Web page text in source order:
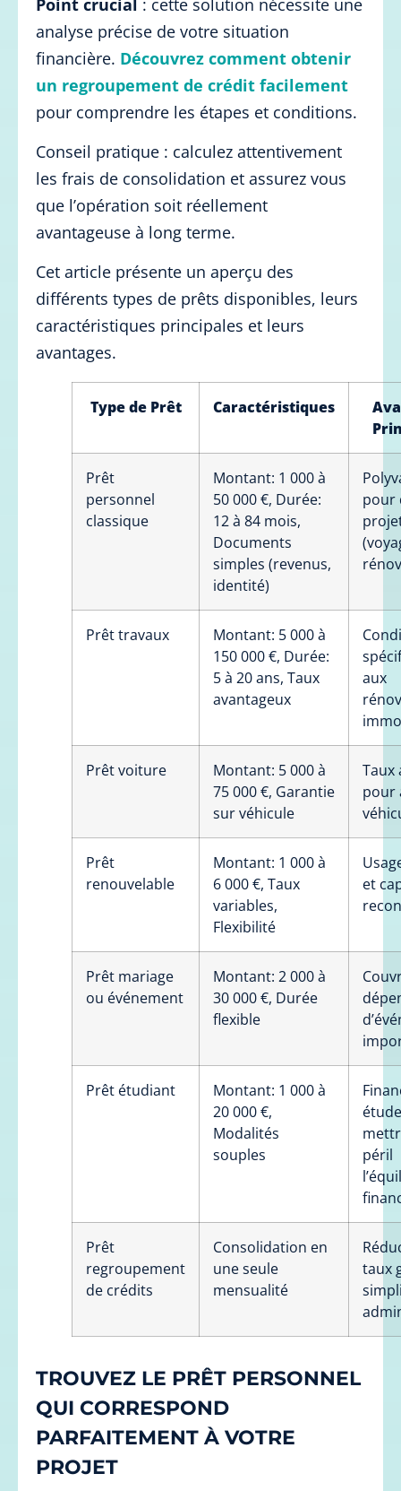
analyse précise de votre situation
financière. Découvrez comment obtenir
un regroupement de crédit facilement
pour comprendre les étapes et conditions.
Conseil pratique : calculez attentivement
les frais de consolidation et assurez vous
que l’opération soit réellement
avantageuse à long terme.
Cet article présente un aperçu des
différents types de prêts disponibles, leurs
caractéristiques principales et leurs
avantages.
Type de Prêt Caractéristiques
Prêt
personnel
classique
Montant: 1 000 à
50 000 €, Durée:
12 à 84 mois,
Documents
simples (revenus,
identité)
pour
Prêt travaux
Montant: 5 000 à
150 000 €, Durée:
5 à 20 ans, Taux
avantageux
aux
Prêt voiture
Montant: 5 000 à
75 000 €, Garantie
sur véhicule
Taux
pour
Prêt
renouvelable
Montant: 1 000 à
6 000 €, Taux
variables,
Flexibilité
et
Prêt mariage
ou événement
Montant: 2 000 à
30 000 €, Durée
flexible
Prêt étudiant
Montant: 1 000 à
20 000 €,
Modalités
souples
péril
Prêt
regroupement
de crédits
Consolidation en
une seule
mensualité
taux
TROUVEZ LE PRÊT PERSONNEL
QUI CORRESPOND
PARFAITEMENT À VOTRE
PROJET